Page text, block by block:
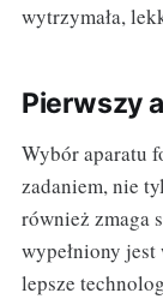
wytrzymała,
Pierwszy
Wybór aparatu
zadaniem, nie
również zmaga
wypełniony
lepsze